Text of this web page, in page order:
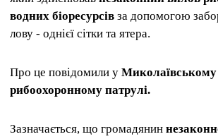
водних біоресурсів за допомогою
лову - однієї сітки та ятера.
Про це повідомили у Миколаївському
рибоохоронному патрулі.
Зазначається, що громадянин